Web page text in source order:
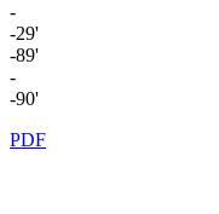
-
-29'
-89'
-
-90'
PDF